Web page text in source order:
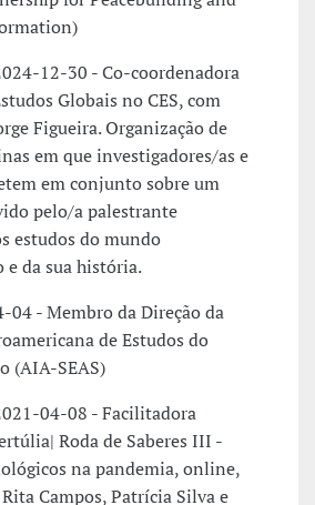
12-30 - Co-coordenadora
Globais no CES, com
Figueira. Organização de
em que investigadores/as e
em conjunto sobre um
pelo/a palestrante
estudos do mundo
e da sua história.
04 - Membro da Direção da
de Estudos do
(AIA-SEAS)
04-08 - Facilitadora
Roda de Saberes III -
na pandemia, online,
Campos, Patrícia Silva e